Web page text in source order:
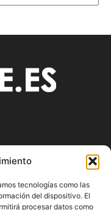
tecnologías como las
del dispositivo. El
procesar datos como
mantenerte
novedades sobre la
como donde podrás